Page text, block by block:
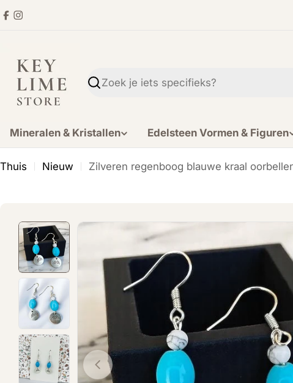
Ga
inhoud
Facebook
Instagram
Zoekopdracht
Mineralen & Kristallen Edelsteen Vormen & Figuren
Thuis Nieuw Zilveren regenboog blauwe kraal
Open media 0 in modal